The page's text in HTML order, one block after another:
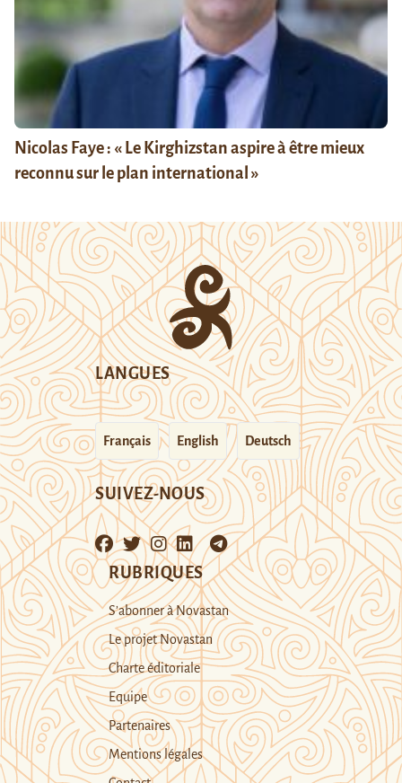
Nicolas Faye : « Le Kirghizstan aspire à être mieux
reconnu sur le plan international »
LANGUES
Français English Deutsch
SUIVEZ-NOUS
RUBRIQUES
S’abonner à Novastan
Le projet Novastan
Charte éditoriale
Equipe
Partenaires
Mentions légales